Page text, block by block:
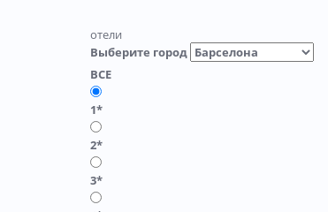
отели
Выберите город
ВСЕ
1*
2*
3*